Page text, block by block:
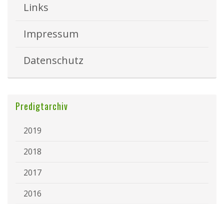
Links
Impressum
Datenschutz
Predigtarchiv
2019
2018
2017
2016